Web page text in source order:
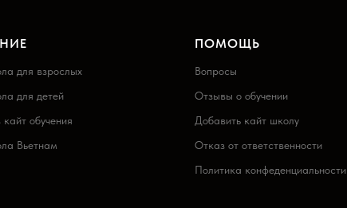
для взрослых
для детей
обучения
Вьетнам
ПОМОЩЬ
Вопросы
Отзывы о обучении
Добавить кайт школу
Отказ от ответственности
Политика конфеденциальности